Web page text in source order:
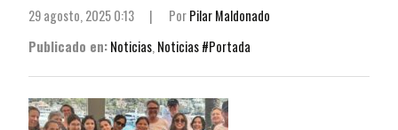
29 agosto, 2025 0:13 | PorPilar Maldonado
Publicado en:Noticias, Noticias #Portada